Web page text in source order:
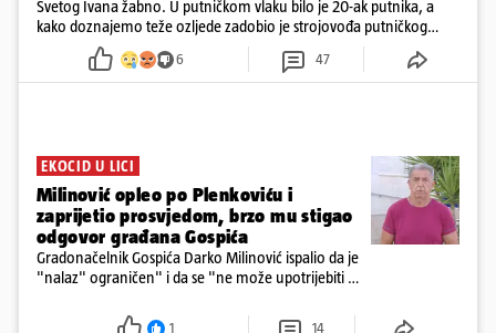
Svetog Ivana žabno. U putničkom vlaku bilo je 20-ak putnika, a
kako doznajemo teže ozljede zadobio je strojovođa putničkog
vlaka. Zatvoren je promet, a fotoreporteri Prigorskog objavili su
prve snimke s mjesta sudara
6 47
EKOCID U LICI
Milinović opleo po Plenkoviću i
zaprijetio prosvjedom, brzo mu stigao
odgovor građana Gospića
Gradonačelnik Gospića Darko Milinović ispalio da je
"nalaz" ograničen" i da se "ne može upotrijebiti za
ga je naručio Uskok i da je dio spisa
1 14